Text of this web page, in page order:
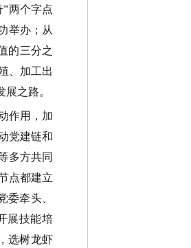
”两个字点
举办；从
的三分之
、加工出
之路。
作用，加
党建链和
多方共同
点都建立
委牵头、
展技能培
选树龙虾